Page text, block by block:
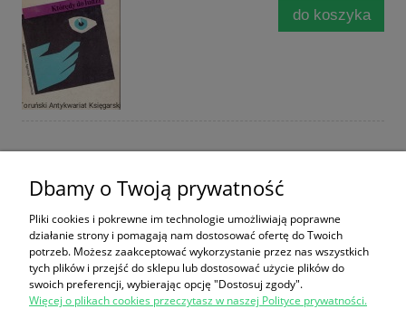
do koszyka
Beverly Hills 90210 Wakacyjna miłość / Mel Gilden
do koszyka
Dbamy o Twoją prywatność
Pliki cookies i pokrewne im technologie umożliwiają poprawne
działanie strony i pomagają nam dostosować ofertę do Twoich
potrzeb. Możesz zaakceptować wykorzystanie przez nas wszystkich
tych plików i przejść do sklepu lub dostosować użycie plików do
swoich preferencji, wybierając opcję "Dostosuj zgody".
Więcej o plikach cookies przeczytasz w naszej Polityce prywatności.